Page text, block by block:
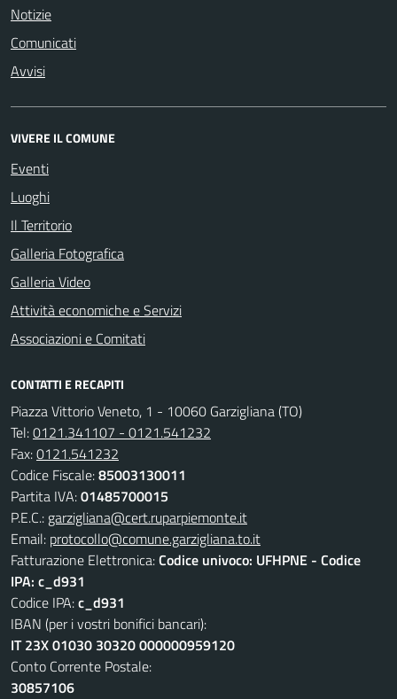
Notizie
Comunicati
Avvisi
VIVERE IL COMUNE
Eventi
Luoghi
Il Territorio
Galleria Fotografica
Galleria Video
Attività economiche e Servizi
Associazioni e Comitati
CONTATTI E RECAPITI
Piazza Vittorio Veneto, 1 - 10060 Garzigliana (TO)
Tel:0121.341107 - 0121.541232
Fax:0121.541232
Codice Fiscale:85003130011
Partita IVA:01485700015
P.E.C.: garzigliana@cert.ruparpiemonte.it
Email: protocollo@comune.garzigliana.to.it
Fatturazione Elettronica:Codice univoco: UFHPNE - Codice
IPA: c_d931
Codice IPA:c_d931
IBAN (per i vostri bonifici bancari):
IT 23X 01030 30320 000000959120
Conto Corrente Postale:
30857106